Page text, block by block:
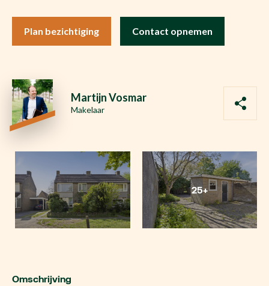
Plan bezichtiging Contact opnemen
Martijn Vosmar
Makelaar
25+
Omschrijving